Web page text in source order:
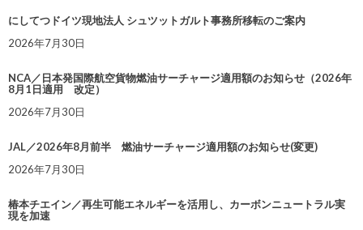
にしてつドイツ現地法人 シュツットガルト事務所移転のご案内
2026年7月30日
NCA／日本発国際航空貨物燃油サーチャージ適用額のお知らせ（2026年
8月1日適用 改定）
2026年7月30日
JAL／2026年8月前半 燃油サーチャージ適用額のお知らせ(変更)
2026年7月30日
椿本チエイン／再生可能エネルギーを活用し、カーボンニュートラル実
現を加速